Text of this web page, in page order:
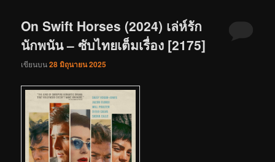
On Swift Horses (2024) เล่ห์รัก
นักพนัน – ซับไทยเต็มเรื่อง [2175]
เขียนบน28 มิถุนายน 2025